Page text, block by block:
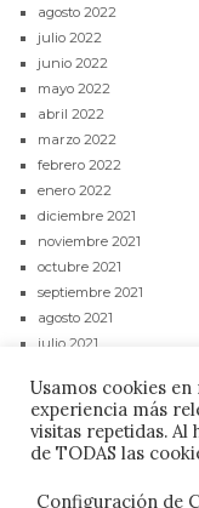
agosto 2022
julio 2022
junio 2022
mayo 2022
abril 2022
marzo 2022
febrero 2022
enero 2022
diciembre 2021
noviembre 2021
octubre 2021
septiembre 2021
agosto 2021
julio 2021
mayo 2021
abril 2021
Usamos cookies
experiencia más
visitas repetidas. Al
de TODAS las
Configuración de